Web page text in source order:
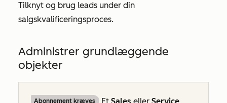
Tilknyt og brug leads under din
salgskvalificeringsproces.
Administrer grundlæggende
objekter
Abonnement kræves